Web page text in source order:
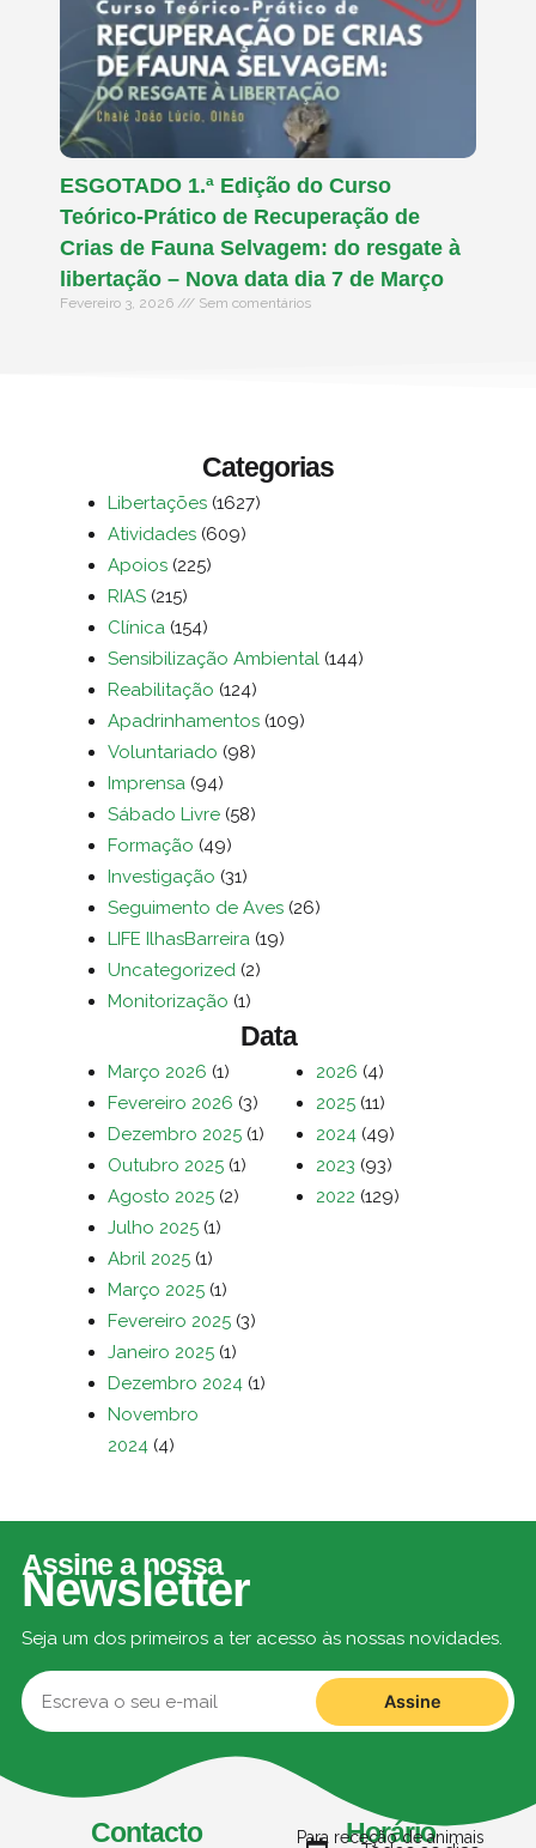
ESGOTADO 1.ª Edição do Curso
Teórico-Prático de Recuperação de
Crias de Fauna Selvagem: do resgate à
libertação – Nova data dia 7 de Março
Fevereiro 3, 2026 Sem comentários
Categorias
Libertações (1627)
Atividades (609)
Apoios (225)
RIAS (215)
Clínica (154)
Sensibilização Ambiental (144)
Reabilitação (124)
Apadrinhamentos (109)
Voluntariado (98)
Imprensa (94)
Sábado Livre (58)
Formação (49)
Investigação (31)
Seguimento de Aves (26)
LIFE IlhasBarreira (19)
Uncategorized (2)
Monitorização (1)
Data
Março 2026 (1)
Fevereiro 2026 (3)
Dezembro 2025 (1)
Outubro 2025 (1)
Agosto 2025 (2)
Julho 2025 (1)
Abril 2025 (1)
Março 2025 (1)
Fevereiro 2025 (3)
Janeiro 2025 (1)
Dezembro 2024 (1)
Novembro
2024 (4)
2026 (4)
2025 (11)
2024 (49)
2023 (93)
2022 (129)
Assine a nossa
Newsletter
Seja um dos primeiros a ter acesso às nossas novidades.
Assine
Contacto Horário
Para receção de animais